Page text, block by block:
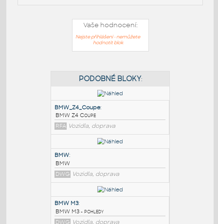
Vaše hodnocení:
Nejste přihlášeni - nemůžete
hodnotit blok
BMW_Z4_Coupe
BMW Z4 Coupe
RFA